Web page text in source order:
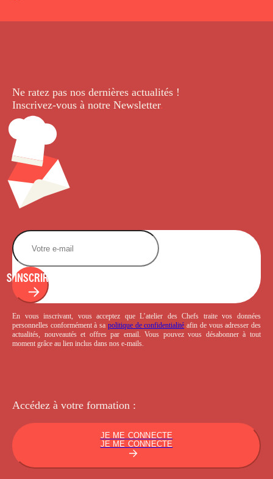
Ne ratez pas nos dernières actualités !
Inscrivez-vous à notre Newsletter.
S'INSCRIRE
En vous inscrivant, vous acceptez que L’atelier des Chefs traite vos données
personnelles conformément à sa politique de confidentialité afin de vous adresser des
actualités, nouveautés et offres par email. Vous pouvez vous désabonner à tout
moment grâce au lien inclus dans nos e-mails.
Accédez à votre formation :
JE ME CONNECTE
JE ME CONNECTE